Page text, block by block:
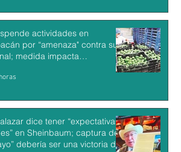
actividades en
por “amenaza" contra su
medida impacta
de aguacate mexicano
dice tener “expectativas
en Sheinbaum; captura de
debería ser una victoria de